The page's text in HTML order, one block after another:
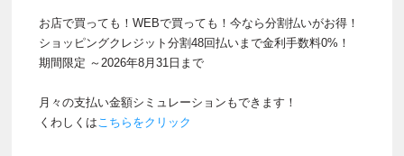
お店で買っても！WEBで買っても！今なら分割払いがお得！
ショッピングクレジット分割48回払いまで金利手数料0%！
期間限定 ～2026年8月31日まで
月々の支払い金額シミュレーションもできます！
くわしくはこちらをクリック